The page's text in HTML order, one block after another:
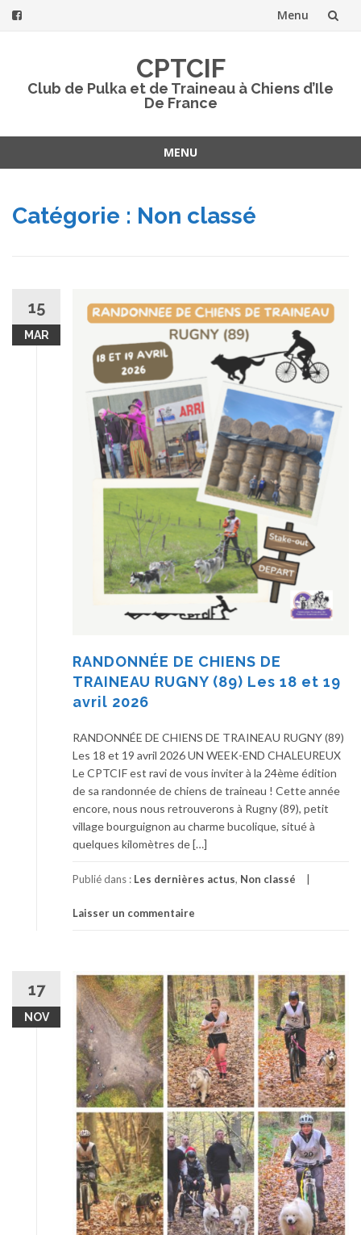
Menu
CPTCIF
Club de Pulka et de Traineau à Chiens d’Ile
De France
MENU
contenu
Catégorie : Non classé
15
MAR
RANDONNÉE DE CHIENS DE
TRAINEAU RUGNY (89) Les 18 et 19
avril 2026
RANDONNÉE DE CHIENS DE TRAINEAU RUGNY (89)
Les 18 et 19 avril 2026 UN WEEK-END CHALEUREUX
Le CPTCIF est ravi de vous inviter à la 24ème édition
de sa randonnée de chiens de traineau ! Cette année
encore, nous nous retrouverons à Rugny (89), petit
village bourguignon au charme bucolique, situé à
quelques kilomètres de […]
Publié dans : Les dernières actus, Non classé
Laisser un commentaire
17
NOV